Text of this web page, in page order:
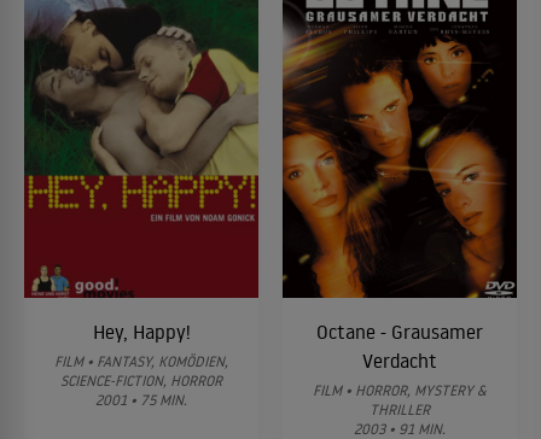
Hey, Happy!
FILM • FANTASY, KOMÖDIEN,
SCIENCE-FICTION, HORROR
2001 • 75 MIN.
Octane - Grausamer
Verdacht
FILM • HORROR, MYSTERY &
THRILLER
2003 • 91 MIN.